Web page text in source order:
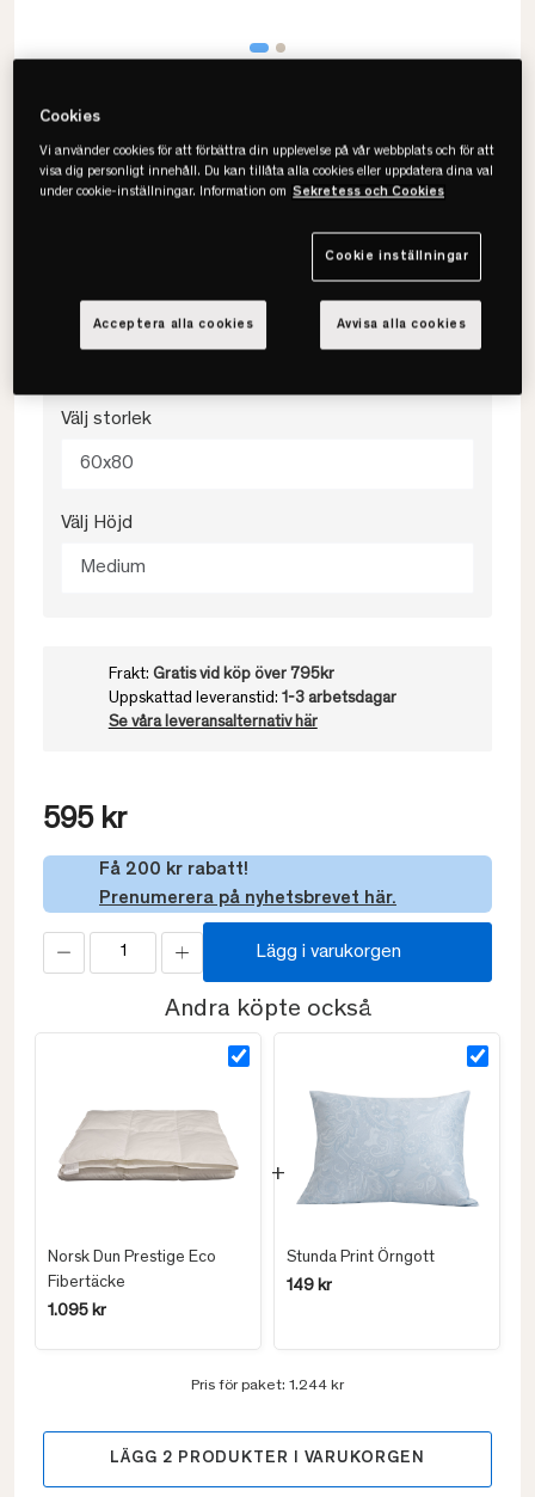
Prestige Eco Fiberkudde
• 100% ekologisk bomull
Välj storlek
60x80
Välj Höjd
Medium
Frakt: Gratis vid köp över 795kr
Uppskattad leveranstid: 1-3 arbetsdagar
Se våra leveransalternativ här
595 kr
Få 200 kr rabatt!
Prenumerera på nyhetsbrevet här.
Lägg i varukorgen
Andra köpte också
Norsk Dun Prestige Eco
Fibertäcke
1.095 kr
Stunda Print Örngott
149 kr
Pris för paket: 1.244 kr
LÄGG 2 PRODUKTER I VARUKORGEN
Cookies
Vi använder cookies för att förbättra din upplevelse på vår webbplats och för att
visa dig personligt innehåll. Du kan tillåta alla cookies eller uppdatera dina val
under cookie-inställningar. Information om Sekretess och Cookies
Cookie inställningar
Avvisa alla cookies
Acceptera alla cookies